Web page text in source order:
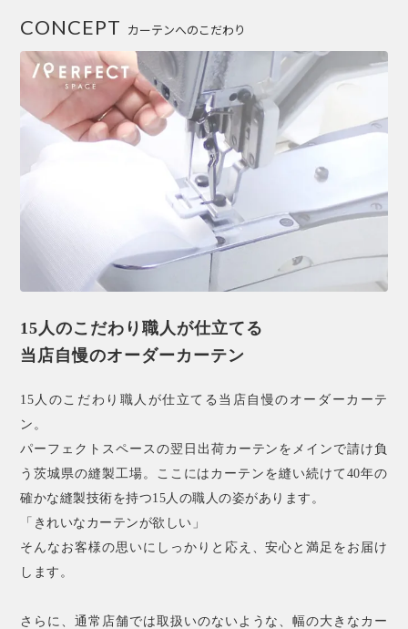
カーテンへのこだわり
CONCEPT
15人のこだわり職人が仕立てる
当店自慢のオーダーカーテン
15人のこだわり職人が仕立てる当店自慢のオーダーカーテ
ン。
パーフェクトスペースの翌日出荷カーテンをメインで請け負
う茨城県の縫製工場。ここにはカーテンを縫い続けて40年の
確かな縫製技術を持つ15人の職人の姿があります。
「きれいなカーテンが欲しい」
そんなお客様の思いにしっかりと応え、安心と満足をお届け
します。
さらに、通常店舗では取扱いのないような、幅の大きなカー